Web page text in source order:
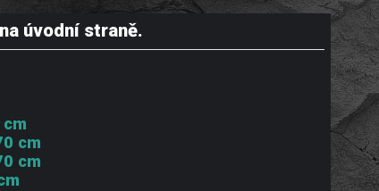
úvodní straně.
cm
cm